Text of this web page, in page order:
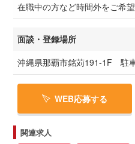
在職中の方など時間外をご希
面談・登録場所
沖縄県那覇市銘苅191-1F 駐
WEB応募する
関連求人